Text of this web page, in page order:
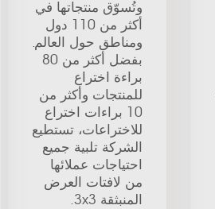
وتُسوّق منتجاتها في
أكثر من 110 دول
ومناطق حول العالم.
بفضل أكثر من 80
براءة اختراع
للمنتجات وأكثر من
10 براءات اختراع
للاختراعات، تستطيع
الشركة تلبية جميع
احتياجات عملائها
من لافتات العرض
المنبثقة 3x3.